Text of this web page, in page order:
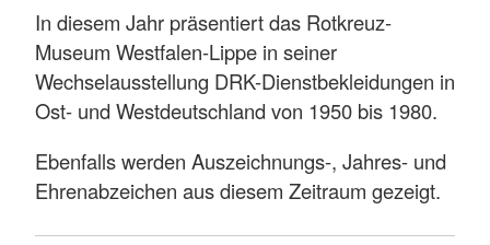
In diesem Jahr präsentiert das Rotkreuz-
Museum Westfalen-Lippe in seiner
Wechselausstellung DRK-Dienstbekleidungen in
Ost- und Westdeutschland von 1950 bis 1980.
Ebenfalls werden Auszeichnungs-, Jahres- und
Ehrenabzeichen aus diesem Zeitraum gezeigt.